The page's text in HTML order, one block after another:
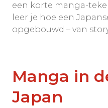
een korte manga-
leer je hoe een
opgebouwd – van
Manga in
Japan